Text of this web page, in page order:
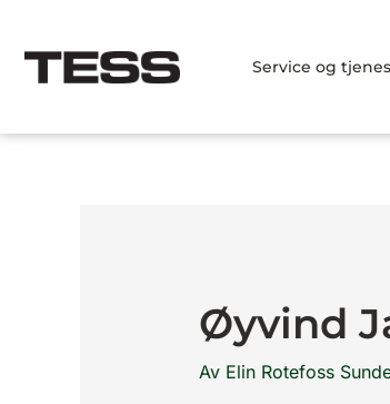
rett
Service og
Øyvind
Av Elin Rotefoss